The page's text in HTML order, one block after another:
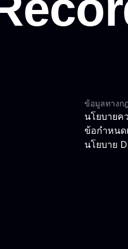
ข้อมูลทางก
นโยบายค
ข้อกำหนด
นโยบาย